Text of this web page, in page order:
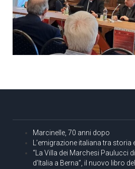
Marcinelle, 70 anni dopo
L’emigrazione italiana tra storia
“La Villa dei Marchesi Paulucci
d’Italia a Berna”, il nuovo libro